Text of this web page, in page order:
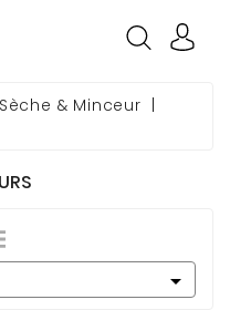
Sèche & Minceur
